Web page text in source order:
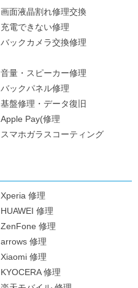
画面液晶割れ修理交換
充電できない修理
バックカメラ交換修理
音量・スピーカー修理
バックパネル修理
基盤修理・データ復旧
Apple Pay(修理
スマホガラスコーティング
Xperia 修理
HUAWEI 修理
ZenFone 修理
arrows 修理
Xiaomi 修理
KYOCERA 修理